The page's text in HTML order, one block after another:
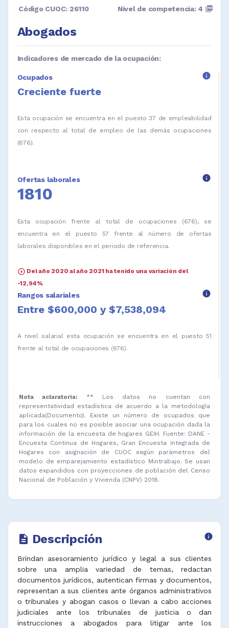
Código CUOC: 26110
Abogados
Nivel de competencia: 4 picture_as_pdf
Indicadores de mercado de la ocupación:
Ocupados info
Creciente fuerte
Esta ocupación se encuentra en el puesto 37 de empleabilidad
con respecto al total de empleo de las demás ocupaciones
(676).
Ofertas laborales info
1810
Esta ocupación frente al total de ocupaciones (676), se
encuentra en el puesto 57 frente al número de ofertas
laborales disponibles en el periodo de referencia.
arrow_circle_down Del año 2020 al año 2021 ha tenido una variación del
-12,94%
Rangos salariales info
Entre $600,000 y $7,538,094
A nivel salarial esta ocupación se encuentra en el puesto 51
frente al total de ocupaciones (676).
Nota aclaratoria:
** Los datos no cuentan con
representatividad estadística de acuerdo a la metodología
aplicada(Documento). Existe un número de ocupados que
para los cuales no es posible asociar una ocupación dada la
información de la encuesta de hogares GEIH. Fuente: DANE -
Encuesta Continua de Hogares, Gran Encuesta Integrada de
Hogares con asignación de CUOC según parámetros del
modelo de emparejamiento estadístico Mintrabajo. Se usan
datos expandidos con proyecciones de población del Censo
Nacional de Población y Vivienda (CNPV) 2018.
description Descripción info
Brindan asesoramiento jurídico y legal a sus clientes
sobre una amplia variedad de temas, redactan
documentos jurídicos, autentican firmas y documentos,
representan a sus clientes ante órganos administrativos
o tribunales y abogan casos o llevan a cabo acciones
judiciales ante los tribunales de justicia o dan
instrucciones a abogados para litigar ante los